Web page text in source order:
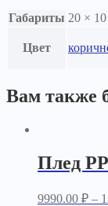
Габариты 20 ×
Цвет
Вам также
Плед
9990.00 ₽ –